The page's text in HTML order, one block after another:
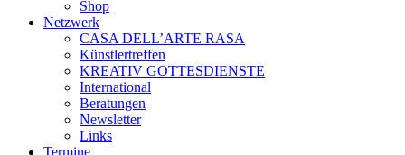
Shop
Netzwerk
CASA DELL’ARTE RASA
Künstlertreffen
KREATIV GOTTESDIENSTE
International
Beratungen
Newsletter
Links
Termine